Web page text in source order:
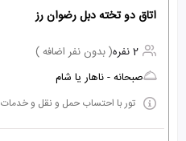
اتاق دو تخته دبل رضوان رز
2 نفره
( بدون نفر اضافه )
صبحانه - ناهار یا شام
تور با احتساب حمل و نقل و خدمات